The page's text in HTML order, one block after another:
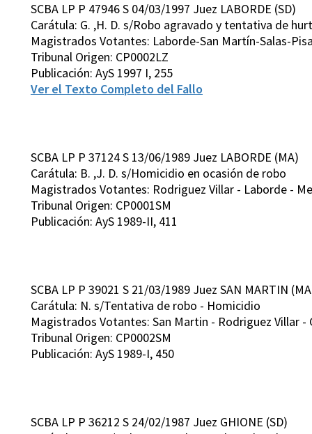
SCBA LP P 47946 S 04/03/1997 Juez LABORDE (SD)
Carátula: G. ,H. D. s/Robo agravado y tentativa de
Magistrados Votantes: Laborde-San Martín-Salas-
Tribunal Origen: CP0002LZ
Publicación: AyS 1997 I, 255
Ver el Texto Completo del Fallo
SCBA LP P 37124 S 13/06/1989 Juez LABORDE (MA)
Carátula: B. ,J. D. s/Homicidio en ocasión de robo
Magistrados Votantes: Rodriguez Villar - Laborde -
Tribunal Origen: CP0001SM
Publicación: AyS 1989-II, 411
SCBA LP P 39021 S 21/03/1989 Juez SAN MARTIN
Carátula: N. s/Tentativa de robo - Homicidio
Magistrados Votantes: San Martin - Rodriguez Villar
Tribunal Origen: CP0002SM
Publicación: AyS 1989-I, 450
SCBA LP P 36212 S 24/02/1987 Juez GHIONE (SD)